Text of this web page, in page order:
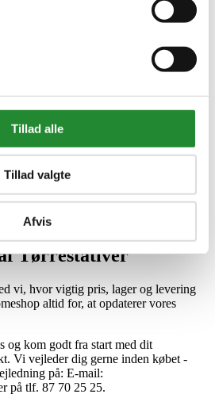
Tillad alle
Tillad valgte
Afvis
Tørrestativer
vi, hvor vigtig pris, lager og levering
altid for, at opdaterer vores
og kom godt fra start med dit
Vi vejleder dig gerne inden købet -
på: E-mail:
på tlf. 87 70 25 25.